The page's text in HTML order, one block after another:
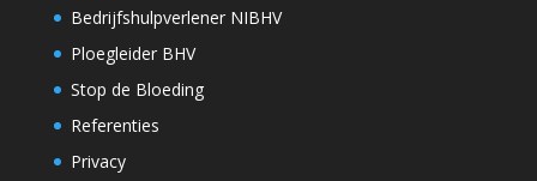
Bedrijfshulpverlener NIBHV
Ploegleider BHV
Stop de Bloeding
Referenties
Privacy